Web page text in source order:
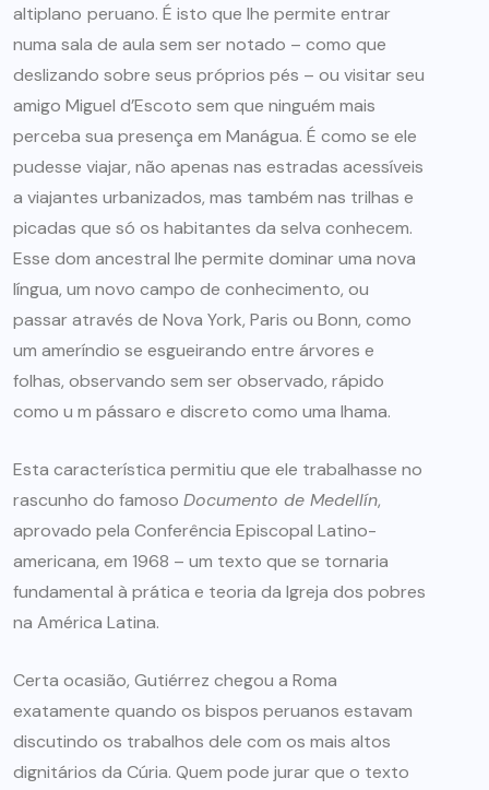
altiplano peruano. É isto que lhe permite entrar
numa sala de aula sem ser notado – como que
deslizando sobre seus próprios pés – ou visitar seu
amigo Miguel d’Escoto sem que ninguém mais
perceba sua presença em Manágua. É como se ele
pudesse viajar, não apenas nas estradas acessíveis
a viajantes urbanizados, mas também nas trilhas e
picadas que só os habitantes da selva conhecem.
Esse dom ancestral lhe permite dominar uma nova
língua, um novo campo de conhecimento, ou
passar através de Nova York, Paris ou Bonn, como
um ameríndio se esgueirando entre árvores e
folhas, observando sem ser observado, rápido
como u m pássaro e discreto como uma lhama.
Esta característica permitiu que ele trabalhasse no
rascunho do famoso Documento de Medellín,
aprovado pela Conferência Episcopal Latino-
americana, em 1968 – um texto que se tornaria
fundamental à prática e teoria da Igreja dos pobres
na América Latina.
Certa ocasião, Gutiérrez chegou a Roma
exatamente quando os bispos peruanos estavam
discutindo os trabalhos dele com os mais altos
dignitários da Cúria. Quem pode jurar que o texto